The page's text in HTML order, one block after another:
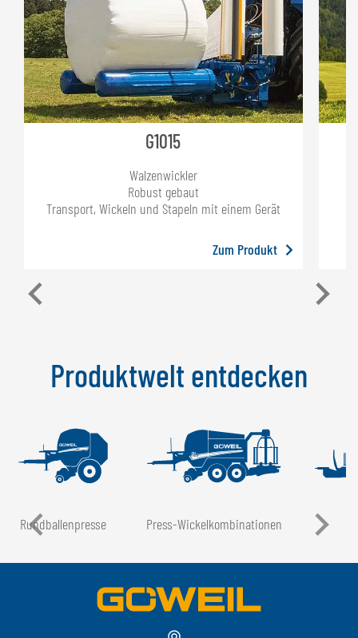
G1015
Walzenwickler
Robust gebaut
Transport, Wickeln und Stapeln mit einem Gerät
Zum Produkt
Produktwelt entdecken
Rundballen­presse Press-Wickel­kombinationen